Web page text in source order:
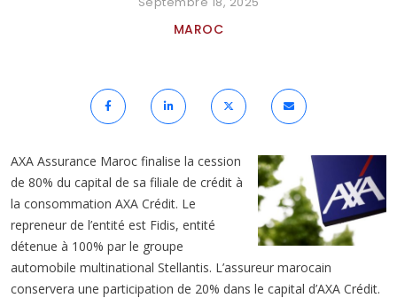
MAROC
AXA Assurance Maroc finalise la cession
de 80% du capital de sa filiale de crédit à
la consommation AXA Crédit. Le
repreneur de l’entité est Fidis, entité
détenue à 100% par le groupe
automobile multinational Stellantis. L’assureur marocain
conservera une participation de 20% dans le capital d’AXA Crédit.